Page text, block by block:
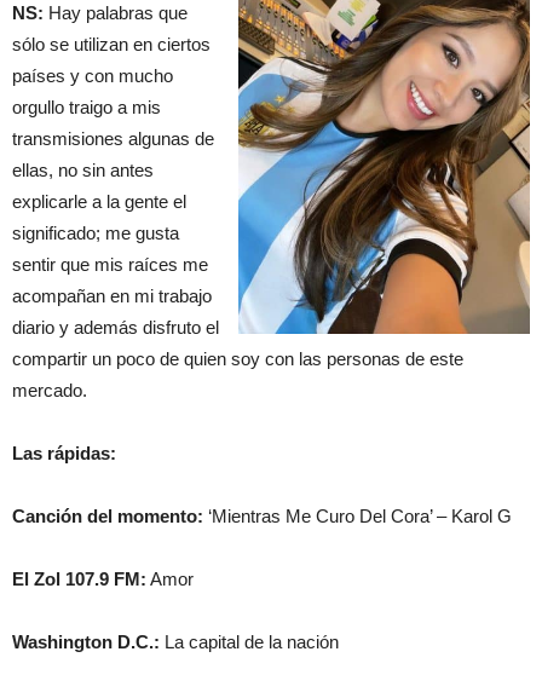
NS: Hay palabras que
sólo se utilizan en ciertos
países y con mucho
orgullo traigo a mis
transmisiones algunas de
ellas, no sin antes
explicarle a la gente el
significado; me gusta
sentir que mis raíces me
acompañan en mi trabajo
diario y además disfruto el
compartir un poco de quien soy con las personas de este
mercado.
Las rápidas:
Canción del momento: ‘Mientras Me Curo Del Cora’ – Karol G
El Zol 107.9 FM: Amor
Washington D.C.: La capital de la nación